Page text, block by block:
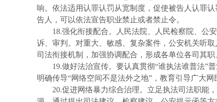
响。依法适用认罪认罚从宽制度，促使被告人认罪
告人，可以依法宣告职业禁止或者禁止令。
18.强化衔接配合。人民法院、人民检察院、公
诉、审判。对重大、敏感、复杂案件，公安机关听
司法衔接机制，加强协调配合，形成各单位各司其
19.做好法治宣传。要认真贯彻“谁执法谁普法”
明确传导“网络空间不是法外之地”，教育引导广大
20.促进网络暴力综合治理。立足执法司法职能